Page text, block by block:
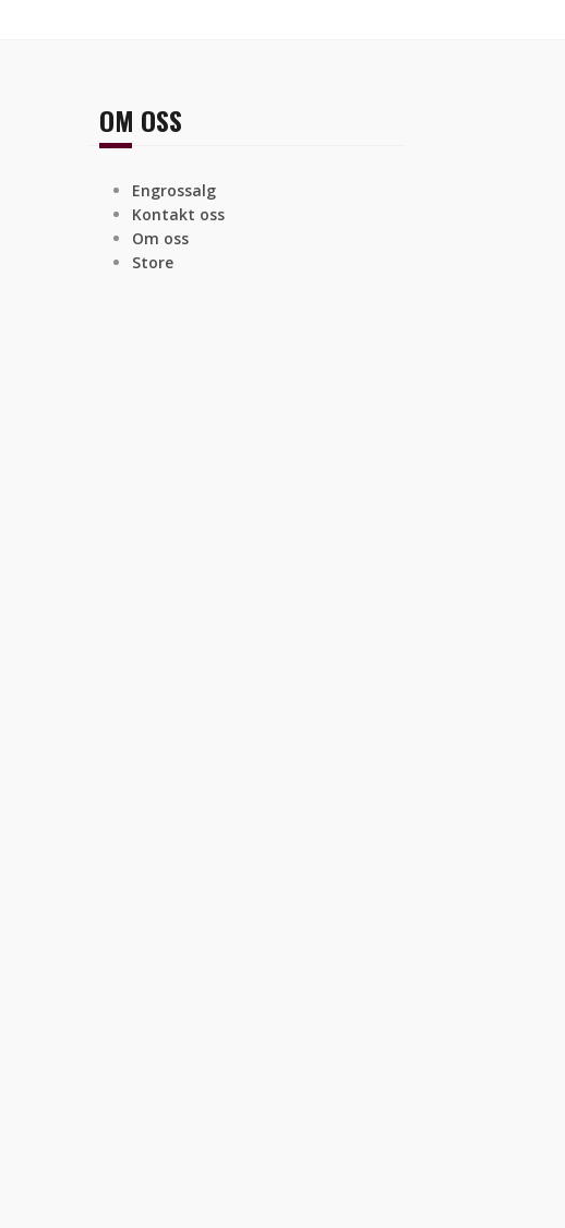
OM OSS
Engrossalg
Kontakt oss
Om oss
Store